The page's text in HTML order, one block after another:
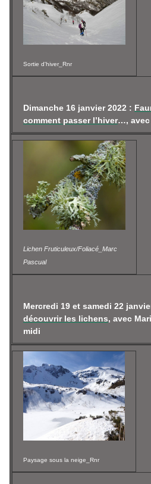
Sortie d'hiver_Rnr
Dimanche 16 janvier 2022 :
comment passer l’hiver…, avec
Lichen Fruticuleux/Foliacé_Marc
Pascual
Mercredi 19 et samedi 22
découvrir les lichens, avec
midi
Paysage sous la neige_Rnr